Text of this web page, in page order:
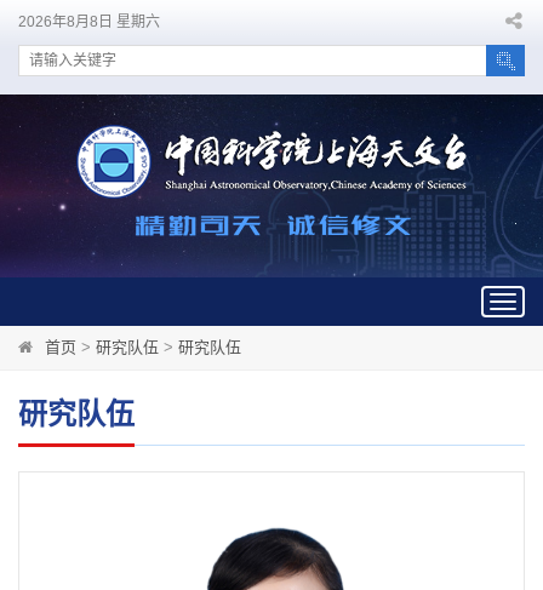
2026年8月8日 星期六
首页 > 研究队伍 > 研究队伍
研究队伍